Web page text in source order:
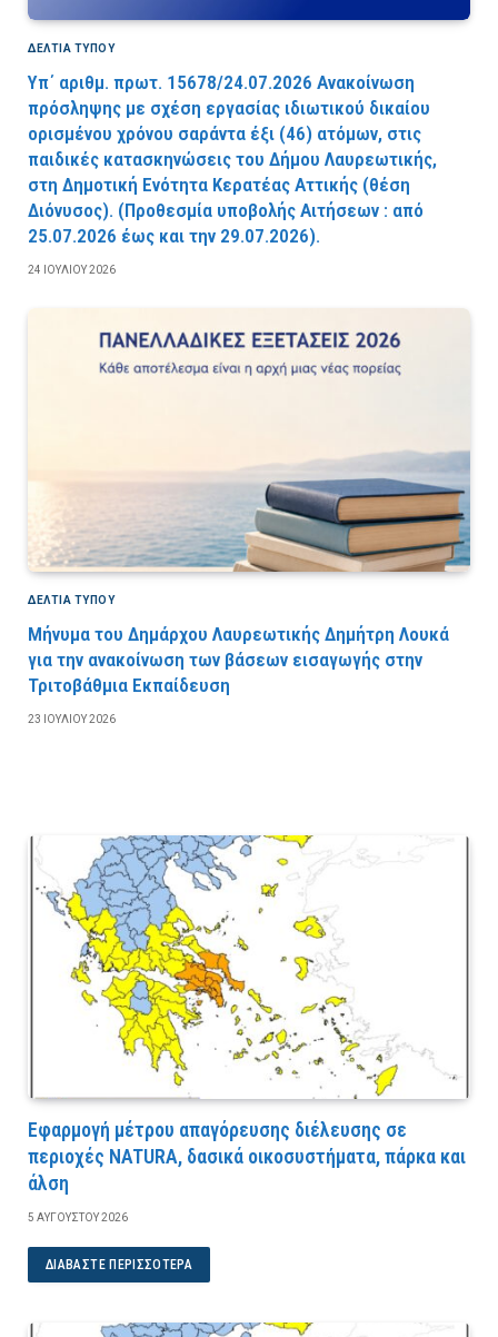
ΔΕΛΤΙΑ ΤΥΠΟΥ
Υπ΄ αριθμ. πρωτ. 15678/24.07.2026 Ανακοίνωση
πρόσληψης με σχέση εργασίας ιδιωτικού δικαίου
ορισμένου χρόνου σαράντα έξι (46) ατόμων, στις
παιδικές κατασκηνώσεις του Δήμου Λαυρεωτικής,
στη Δημοτική Ενότητα Κερατέας Αττικής (θέση
Διόνυσος). (Προθεσμία υποβολής Αιτήσεων : από
25.07.2026 έως και την 29.07.2026).
24 ΙΟΥΛΊΟΥ 2026
ΔΕΛΤΙΑ ΤΥΠΟΥ
Μήνυμα του Δημάρχου Λαυρεωτικής Δημήτρη Λουκά
για την ανακοίνωση των βάσεων εισαγωγής στην
Τριτοβάθμια Εκπαίδευση
23 ΙΟΥΛΊΟΥ 2026
Εφαρμογή μέτρου απαγόρευσης διέλευσης σε
περιοχές NATURA, δασικά οικοσυστήματα, πάρκα και
άλση
5 ΑΥΓΟΎΣΤΟΥ 2026
ΔΙΑΒΆΣΤΕ ΠΕΡΙΣΣΌΤΕΡΑ